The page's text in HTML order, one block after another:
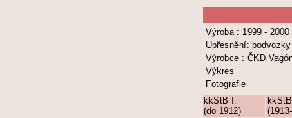
Výroba : 1999 - 2000
Upřesnění:
Výrobce : ČKD
Výkres
Fotografie
kkStB I.
(do 1912)